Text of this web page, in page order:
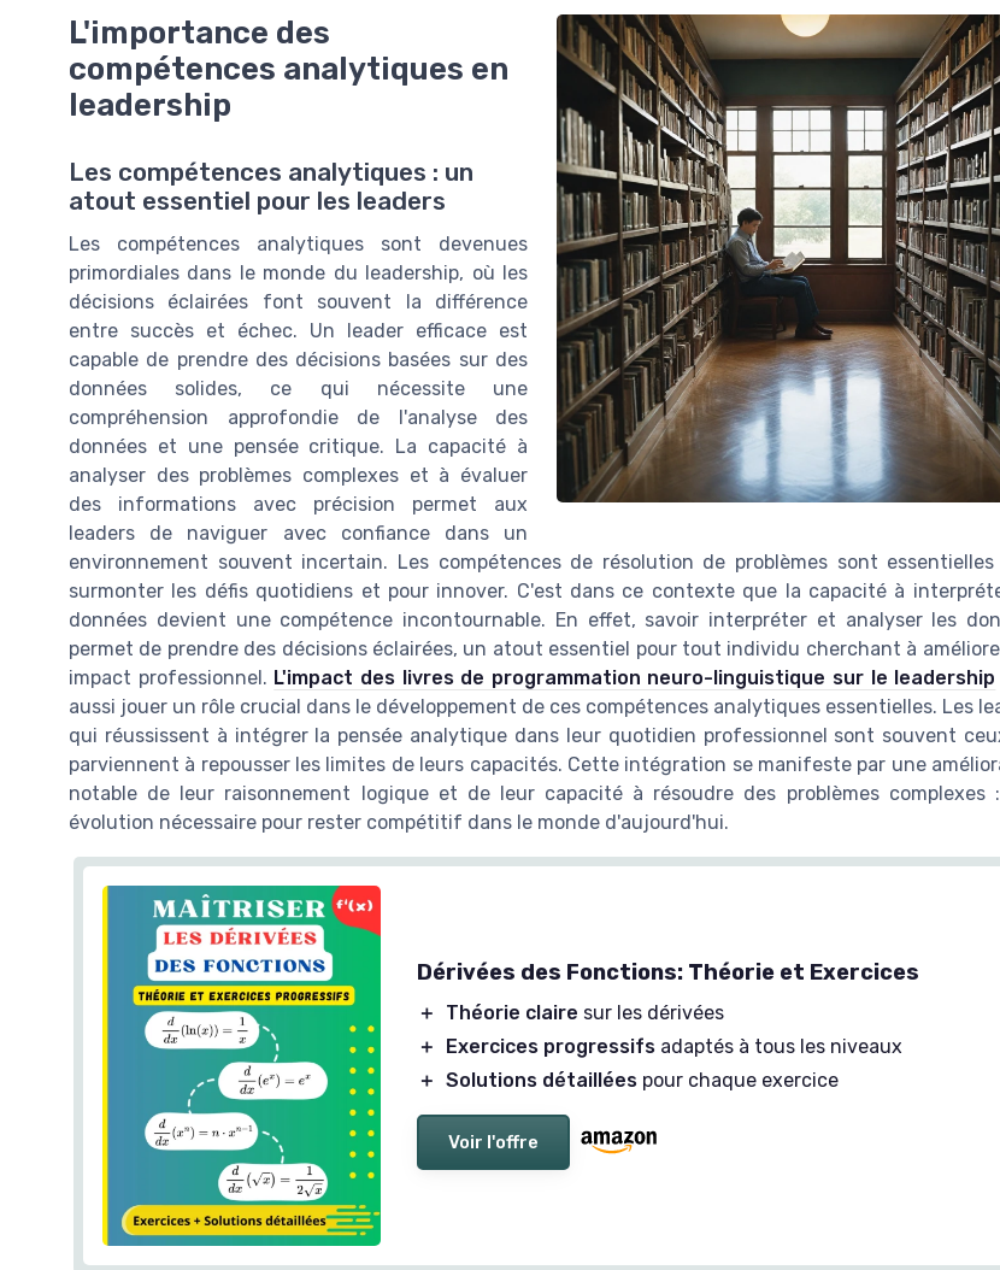
L'importance des
compétences analytiques en
leadership
Les compétences analytiques : un
atout essentiel pour les leaders
Les compétences analytiques sont devenues
primordiales dans le monde du leadership, où les
décisions éclairées font souvent la différence
entre succès et échec. Un leader efficace est
capable de prendre des décisions basées sur des
données solides, ce qui nécessite une
compréhension approfondie de l'analyse des
données et une pensée critique. La capacité à
analyser des problèmes complexes et à évaluer
des informations avec précision permet aux
leaders de naviguer avec confiance dans un
environnement souvent incertain. Les compétences de résolution de problèmes sont essentielles
surmonter les défis quotidiens et pour innover. C'est dans ce contexte que la capacité à
données devient une compétence incontournable. En effet, savoir interpréter et analyser les
permet de prendre des décisions éclairées, un atout essentiel pour tout individu cherchant à
impact professionnel. L'impact des livres de programmation neuro-linguistique sur le leadership
aussi jouer un rôle crucial dans le développement de ces compétences analytiques essentielles. Les
qui réussissent à intégrer la pensée analytique dans leur quotidien professionnel sont souvent
parviennent à repousser les limites de leurs capacités. Cette intégration se manifeste par une
notable de leur raisonnement logique et de leur capacité à résoudre des problèmes complexes
évolution nécessaire pour rester compétitif dans le monde d'aujourd'hui.
Dérivées des Fonctions: Théorie et Exercices
＋ Théorie claire sur les dérivées
＋
Exercices progressifs adaptés à tous les niveaux
＋ Solutions détaillées pour chaque exercice
Voir l'offre